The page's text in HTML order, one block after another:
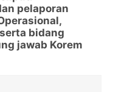
pelaporan
bidang
jawab Korem